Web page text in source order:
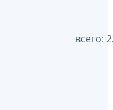
всего: